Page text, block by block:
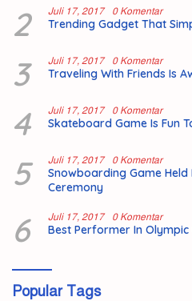
2 Juli 17, 2017 0 Komentar
Trending Gadget That
3 Juli 17, 2017 0 Komentar
Traveling With Friends Is
4 Juli 17, 2017 0 Komentar
Skateboard Game Is Fun
5 Juli 17, 2017 0 Komentar
Snowboarding Game
Ceremony
6 Juli 17, 2017 0 Komentar
Best Performer In
Popular Tags